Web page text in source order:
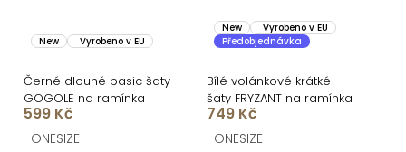
New Vyrobeno v EU
Černé dlouhé basic šaty
GOGOLE na ramínka
599 Kč
ONESIZE
New
Vyrobeno v EU
Předobjednávka
Bílé volánkové krátké
šaty FRYZANT na ramínka
749 Kč
ONESIZE